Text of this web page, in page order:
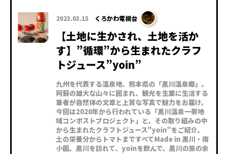
2023.03.15 くろかわ電視台
【土地に生かされ、土地を活か
す】”循環”から生まれたクラフ
トジュース”yoin”
九州を代表する温泉地、熊本県の「黒川温泉郷」。
阿蘇の雄大な山々に囲まれ、観光を生業に生活する
筆者が自然体の文章と上質な写真で魅力をお届け。
今回は2020年から行われている「黒川温泉一帯地
域コンポストプロジェクト」と、その取り組みの中
から生まれたクラフトジュース"yoin"をご紹介。
土の栄養分からトマトまですべてMade in 黒川・南
小国。黒川を訪れて、yoinを飲んで、黒川の旅の余